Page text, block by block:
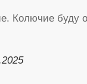
Колючие буду